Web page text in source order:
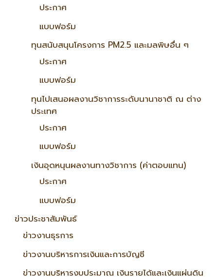
ประกาศ
แบบฟอร์ม
ทุนสนับสนุนโครงการ PM2.5 และมลพิษอื่น ๆ
ประกาศ
แบบฟอร์ม
ทุนไปเสนอผลงานวิชาการระดับนานาชาติ ณ ต่าง
ประเทศ
ประกาศ
แบบฟอร์ม
เงินอุดหนุนผลงานทางวิชาการ (ค่าตอบแทน)
ประกาศ
แบบฟอร์ม
ข่าวประชาสัมพันธ์
ข่าวงานธุรการ
ข่าวงานบริหารการเงินและการบัญชี
ข่าวงานบริหารงบประมาณ เงินรายได้และเงินแผ่นดิน